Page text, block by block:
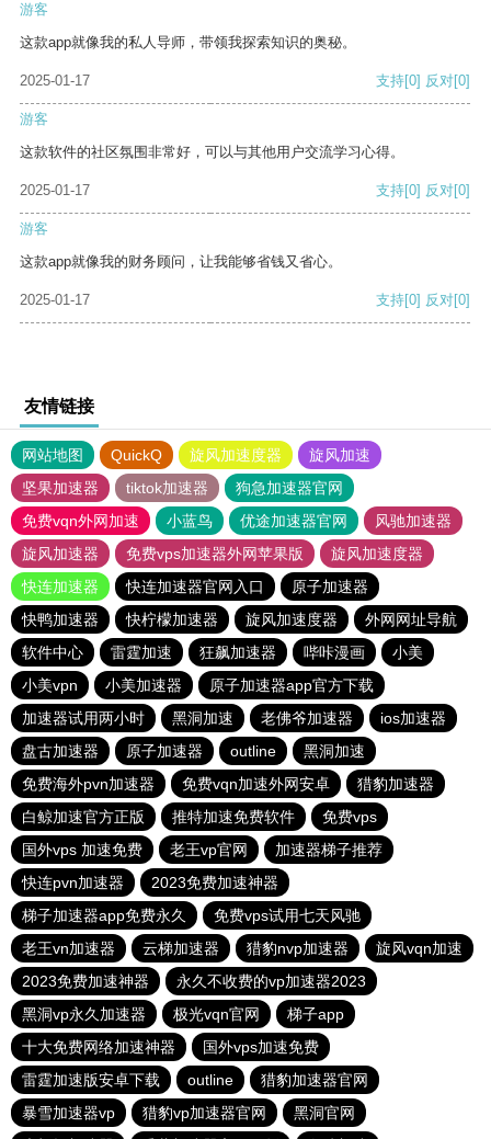
游客
这款app就像我的私人导师，带领我探索知识的奥秘。
2025-01-17 支持[0] 反对[0]
游客
这款软件的社区氛围非常好，可以与其他用户交流学习心得。
2025-01-17 支持[0] 反对[0]
游客
这款app就像我的财务顾问，让我能够省钱又省心。
2025-01-17 支持[0] 反对[0]
友情链接
网站地图 QuickQ 旋风加速度器
旋风加速
坚果加速器
tiktok加速器
狗急加速器官网
免费vqn外网加速
小蓝鸟 优途加速器官网
风驰加速器
旋风加速器
免费vps加速器外网苹果版
旋风加速度器
快连加速器
快连加速器官网入口
原子加速器
快鸭加速器
快柠檬加速器 旋风加速度器
外网网址导航
软件中心
雷霆加速 狂飙加速器 哔咔漫画
小美
小美vpn
小美加速器
原子加速器app官方下载
加速器试用两小时
黑洞加速 老佛爷加速器
ios加速器
盘古加速器
原子加速器 outline
黑洞加速
免费海外pvn加速器
免费vqn加速外网安卓
猎豹加速器
白鲸加速官方正版
推特加速免费软件
免费vps
国外vps 加速免费
老王vp官网
加速器梯子推荐
快连pvn加速器
2023免费加速神器
梯子加速器app免费永久
免费vps试用七天风驰
老王vn加速器
云梯加速器 猎豹nvp加速器
旋风vqn加速
2023免费加速神器
永久不收费的vp加速器2023
黑洞vp永久加速器
极光vqn官网
梯子app
十大免费网络加速神器
国外vps加速免费
雷霆加速版安卓下载
outline
猎豹加速器官网
暴雪加速器vp
猎豹vp加速器官网
黑洞官网